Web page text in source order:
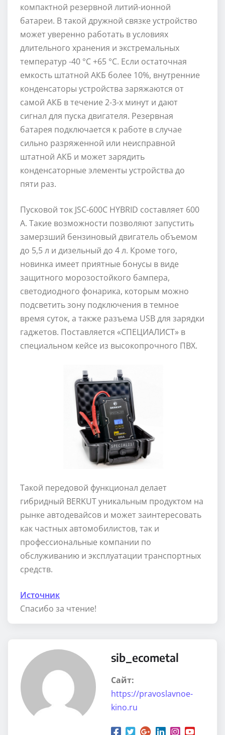
компактной резервной литий-ионной
батареи. В такой дружной связке устройство
может уверенно работать в условиях
длительного хранения и экстремальных
температур -40 °C +65 °C. Если остаточная
емкость штатной АКБ более 10%, внутренние
конденсаторы устройства заряжаются от
самой АКБ в течение 2-3-х минут и дают
сигнал для пуска двигателя. Резервная
батарея подключается к работе в случае
сильно разряженной или неисправной
штатной АКБ и может зарядить
конденсаторные элементы устройства до
пяти раз.
Пусковой ток JSC-600С HYBRID составляет 600
А. Такие возможности позволяют запустить
замерзший бензиновый двигатель объемом
до 5,5 л и дизельный до 4 л. Кроме того,
новинка имеет приятные бонусы в виде
защитного морозостойкого бампера,
светодиодного фонарика, которым можно
подсветить зону подключения в темное
время суток, а также разъема USB для зарядки
гаджетов. Поставляется «CПЕЦИАЛИСТ» в
специальном кейсе из высокопрочного ПВХ.
Такой передовой функционал делает
гибридный BERKUT уникальным продуктом на
рынке автодевайсов и может заинтересовать
как частных автомобилистов, так и
профеcсиональные компании по
обслуживанию и эксплуатации транспортных
средств.
Источник
Спасибо за чтение!
sib_ecometal
Сайт:
https://pravoslavnoe-
kino.ru